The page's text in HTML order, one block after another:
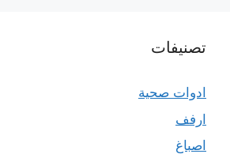
تصنيفات
ادوات صحية
ارفف
اصباغ